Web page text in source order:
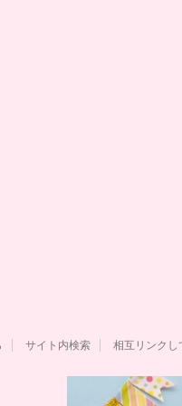
サイト内検索 相互リンクし